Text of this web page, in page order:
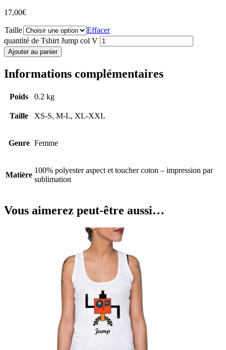
17,00€
Taille
Effacer
quantité de Tshirt Jump col V
Ajouter au panier
Informations complémentaires
Poids 0.2 kg
Taille XS-S, M-L, XL-XXL
Genre Femme
Matière
100% polyester aspect et toucher coton – impression par
sublimation
Vous aimerez peut-être aussi…